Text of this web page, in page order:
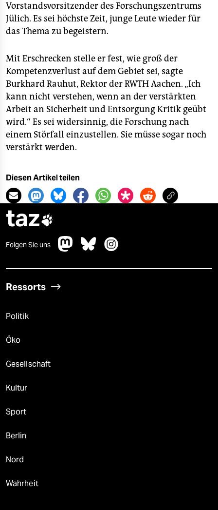
Vorstandsvorsitzender des Forschungszentrums
Jülich. Es sei höchste Zeit, junge Leute wieder für
das Thema zu begeistern.
Mit Erschrecken stelle er fest, wie groß der
Kompetenzverlust auf dem Gebiet sei, sagte
Burkhard Rauhut, Rektor der RWTH Aachen. „Ich
kann nicht verstehen, wenn an der verstärkten
Arbeit an Sicherheit und Entsorgung Kritik geübt
wird.“ Es sei widersinnig, die Forschung nach
einem Störfall einzustellen. Sie müsse sogar noch
verstärkt werden.
Diesen Artikel teilen
taz
Folgen Sie uns
Ressorts
Politik
Öko
Gesellschaft
Kultur
Sport
Berlin
Nord
Wahrheit